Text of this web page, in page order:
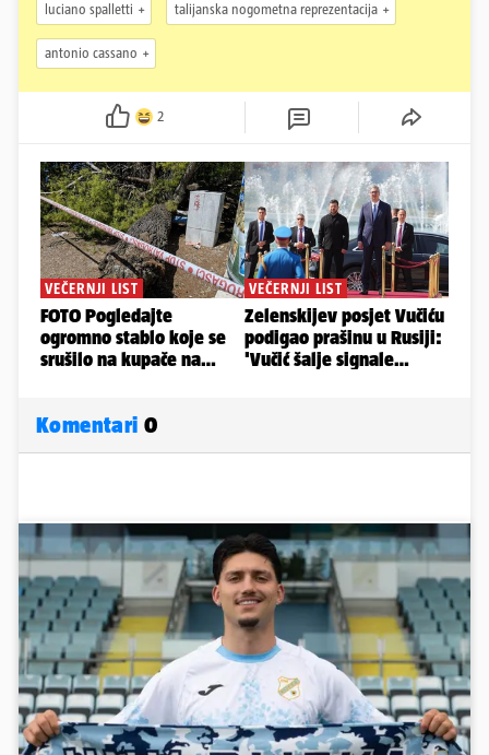
luciano spalletti talijanska nogometna reprezentacija
antonio cassano
2
Komentari 0